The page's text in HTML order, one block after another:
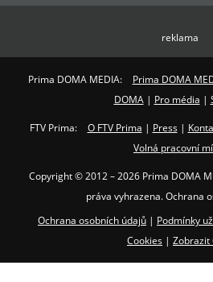
reklama
Prima DOMA MEDIA: Prima DOMA
DOMA| Pro média |
FTV Prima: O FTV Prima | Press|
Volná pracovní
Copyright © 2012 – 2026 Prima DOMA
práva vyhrazena. Ochrana
Ochrana osobních údajů | Podmínky
Cookies | Zobrazit